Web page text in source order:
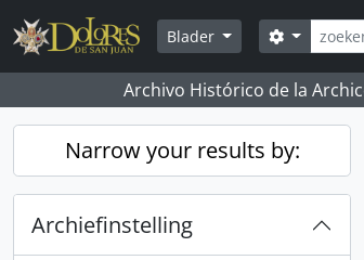
Skip to main content
Blader
zoeken
Search
Archivo Histórico de la
Narrow your results by:
Archiefinstelling